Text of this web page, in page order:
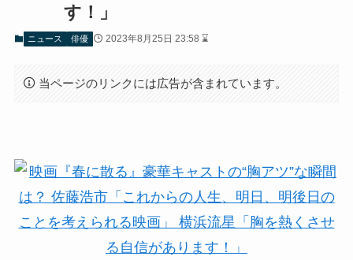
す！」
ニュース 俳優 2023年8月25日 23:58 ⌛
当ページのリンクには広告が含まれています。